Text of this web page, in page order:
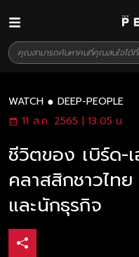
WATCH
DEEP-PEOPLE
11 ส.ค. 2565 | 13:05 น.
ชีวิตของ เบิร์ด-
คลาสสิกชาวไท
และนักธุรกิจ